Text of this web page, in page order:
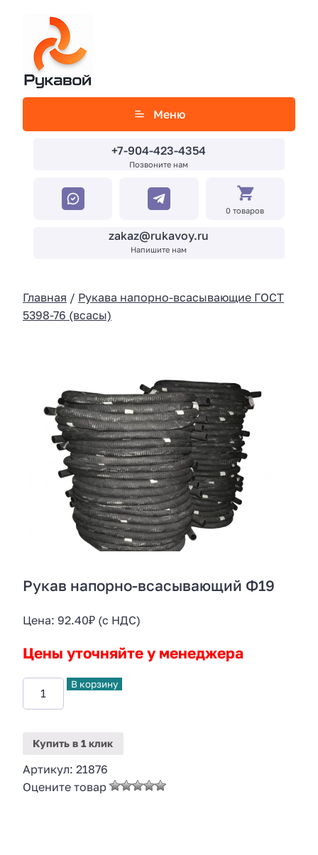
Меню
+7-904-423-4354
Позвоните нам
zakaz@rukavoy.ru
Напишите нам
0 товаров
Главная / Рукава напорно-всасывающие ГОСТ
5398-76 (всасы)
Рукав напорно-всасывающий Ф19
Цена: 92.40₽ (с НДС)
Цены уточняйте у менеджера
В корзину
Купить в 1 клик
Артикул: 21876
Оцените товар